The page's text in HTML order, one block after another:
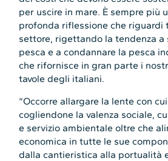
per uscire in mare. È sempre più
profonda riflessione che
settore, rigettando la tendenza a
pesca e a condannare la pesca
che rifornisce in gran parte i
tavole degli italiani.
“Occorre allargare la lente con
cogliendone la valenza sociale,
e servizio ambientale oltre che
economica in tutte le sue
dalla cantieristica alla portualità